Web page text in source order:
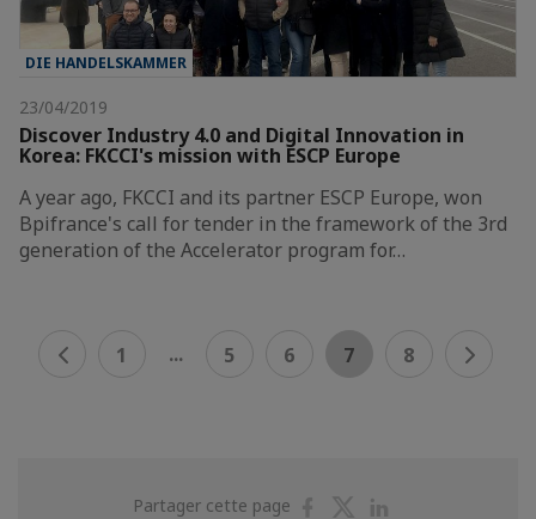
DIE HANDELSKAMMER
23/04/2019
Discover Industry 4.0 and Digital Innovation in
Korea: FKCCI's mission with ESCP Europe
A year ago, FKCCI and its partner ESCP Europe, won
Bpifrance's call for tender in the framework of the 3rd
generation of the Accelerator program for…
1 ... 5 6 7 8
Partager cette page
PartagerPartager